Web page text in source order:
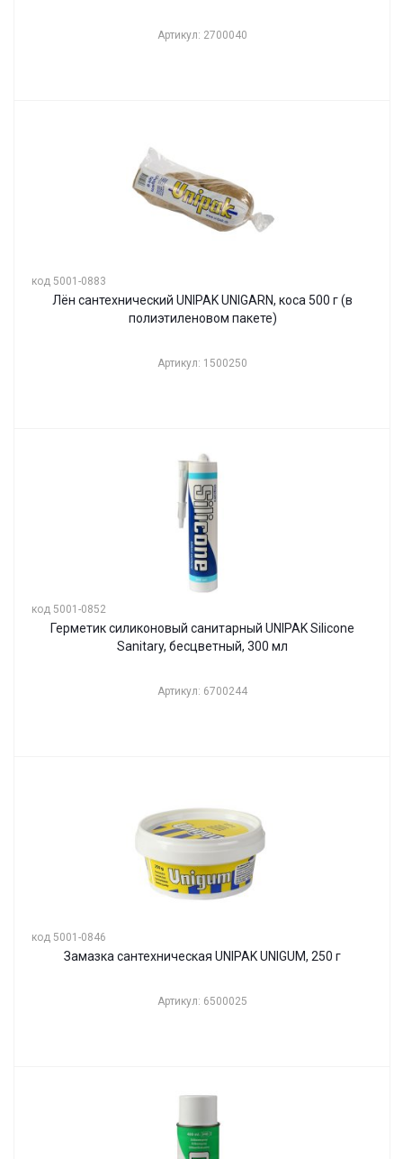
Артикул: 2700040
код 5001-0883
Лён сантехнический UNIPAK UNIGARN, коса 500 г (в
полиэтиленовом пакете)
Артикул: 1500250
код 5001-0852
Герметик силиконовый санитарный UNIPAK Silicone
Sanitary, бесцветный, 300 мл
Артикул: 6700244
код 5001-0846
Замазка сантехническая UNIPAK UNIGUM, 250 г
Артикул: 6500025